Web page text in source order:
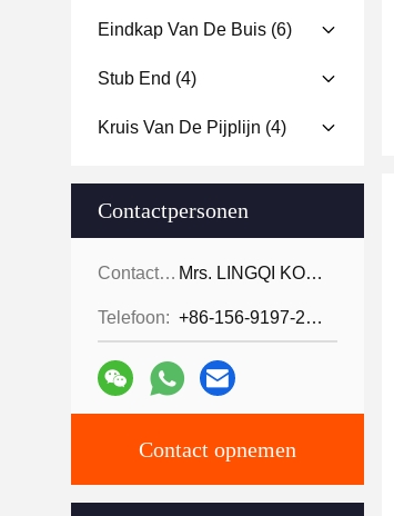
Eindkap Van De Buis (6)
Stub End (4)
Kruis Van De Pijplijn (4)
Contactpersonen
Contactpersonen: Mrs. LINGQI KONG
Telefoon: +86-156-9197-2150
Contact opnemen